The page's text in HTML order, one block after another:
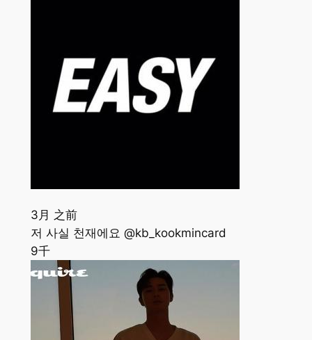
3月 之前
저 사실 천재에요 @kb_kookmincard
9千